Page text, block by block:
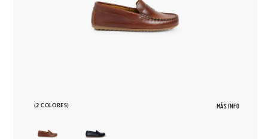
(2 COLORES) MÁS INFO